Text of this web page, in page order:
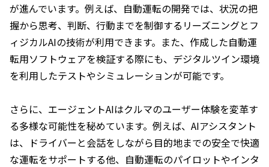
が進んでいます。例えば、自動運転の開発では、状況の把
握から思考、判断、行動までを制御するリーズニングとフ
ィジカルAIの技術が利用できます。また、作成した自動運
転用ソフトウェアを検証する際にも、デジタルツイン環境
を利用したテストやシミュレーションが可能です。
さらに、エージェントAIはクルマのユーザー体験を変革す
る多様な可能性を秘めています。例えば、AIアシスタント
は、ドライバーと会話をしながら目的地までの安全で快適
な運転をサポートする他、自動運転のパイロットやインタ